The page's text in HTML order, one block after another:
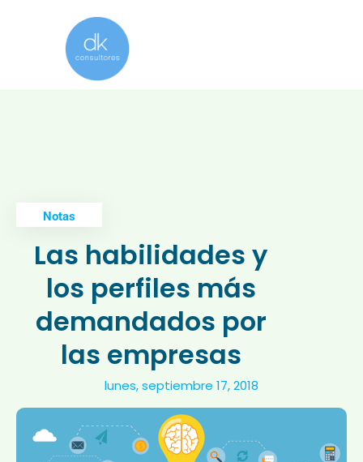
Notas
Las habilidades y
los perfiles más
demandados por
las empresas
lunes, septiembre 17, 2018